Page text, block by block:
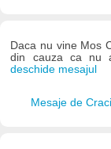
Daca nu vine Mos
din cauza ca nu
deschide mesajul
Mesaje de